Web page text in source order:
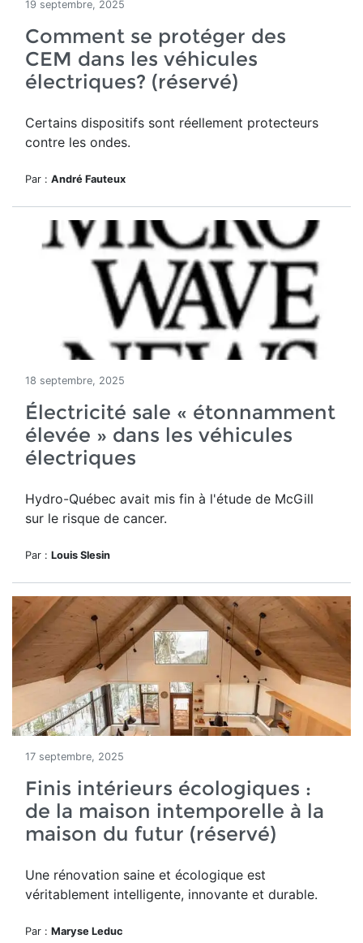
19 septembre, 2025
Comment se protéger des
CEM dans les véhicules
électriques? (réservé)
Certains dispositifs sont réellement protecteurs
contre les ondes.
Par : André Fauteux
18 septembre, 2025
Électricité sale « étonnamment
élevée » dans les véhicules
électriques
Hydro-Québec avait mis fin à l'étude de McGill
sur le risque de cancer.
Par : Louis Slesin
17 septembre, 2025
Finis intérieurs écologiques :
de la maison intemporelle à la
maison du futur (réservé)
Une rénovation saine et écologique est
véritablement intelligente, innovante et durable.
Par : Maryse Leduc